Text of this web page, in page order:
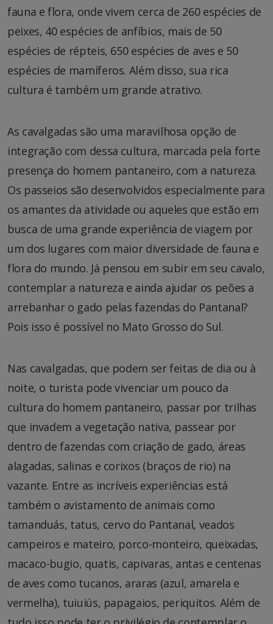
fauna e flora, onde vivem cerca de 260 espécies de
peixes, 40 espécies de anfíbios, mais de 50
espécies de répteis, 650 espécies de aves e 50
espécies de mamíferos. Além disso, sua rica
cultura é também um grande atrativo.
As cavalgadas são uma maravilhosa opção de
integração com dessa cultura, marcada pela forte
presença do homem pantaneiro, com a natureza.
Os passeios são desenvolvidos especialmente para
os amantes da atividade ou aqueles que estão em
busca de uma grande experiência de viagem por
um dos lugares com maior diversidade de fauna e
flora do mundo. Já pensou em subir em seu cavalo,
contemplar a natureza e ainda ajudar os peões a
arrebanhar o gado pelas fazendas do Pantanal?
Pois isso é possível no Mato Grosso do Sul.
Nas cavalgadas, que podem ser feitas de dia ou à
noite, o turista pode vivenciar um pouco da
cultura do homem pantaneiro, passar por trilhas
que invadem a vegetação nativa, passear por
dentro de fazendas com criação de gado, áreas
alagadas, salinas e corixos (braços de rio) na
vazante. Entre as incríveis experiências está
também o avistamento de animais como
tamanduás, tatus, cervo do Pantanal, veados
campeiros e mateiro, porco-monteiro, queixadas,
macaco-bugio, quatis, capivaras, antas e centenas
de aves como tucanos, araras (azul, amarela e
vermelha), tuiuiús, papagaios, periquitos. Além de